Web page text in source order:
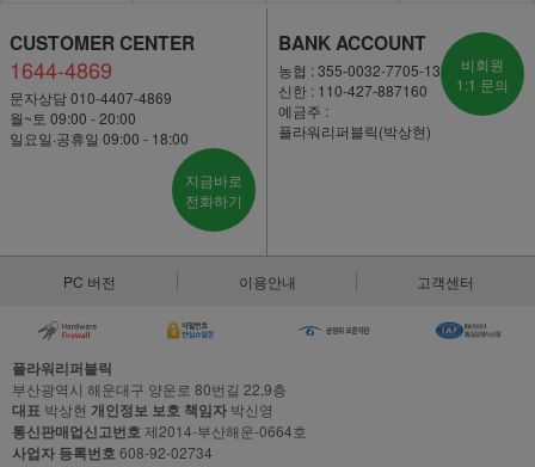
CUSTOMER CENTER
1644-4869
문자상담 010-4407-4869
월~토 09:00 - 20:00
일요일·공휴일 09:00 - 18:00
지금바로
전화하기
BANK ACCOUNT
농협 : 355-0032-7705-13
신한 : 110-427-887160
예금주 :
플라워리퍼블릭(박상현)
비회원
1:1 문의
PC 버전 이용안내 고객센터
플라워리퍼블릭
부산광역시 해운대구 양운로 80번길 22,9층
대표 박상현 개인정보 보호 책임자 박신영
통신판매업신고번호제2014-부산해운-0664호
사업자 등록번호608-92-02734